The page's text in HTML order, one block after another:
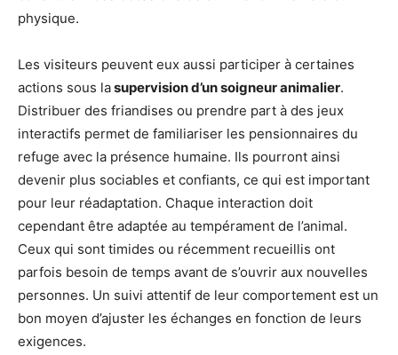
physique.
Les visiteurs peuvent eux aussi participer à certaines
actions sous lasupervision d’un soigneur animalier.
Distribuer des friandises ou prendre part à des jeux
interactifs permet de familiariser les pensionnaires du
refuge avec la présence humaine. Ils pourront ainsi
devenir plus sociables et confiants, ce qui est important
pour leur réadaptation. Chaque interaction doit
cependant être adaptée au tempérament de l’animal.
Ceux qui sont timides ou récemment recueillis ont
parfois besoin de temps avant de s’ouvrir aux nouvelles
personnes. Un suivi attentif de leur comportement est un
bon moyen d’ajuster les échanges en fonction de leurs
exigences.